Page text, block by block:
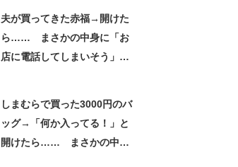
夫が買ってきた赤福→開けた
ら…… まさかの中身に「お
店に電話してしまいそう」
しまむらで買った3000円のバ
ッグ→「何か入ってる！」と
開けたら…… まさかの中身